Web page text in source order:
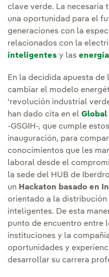
clave verde. La necesaria
una oportunidad para el
generaciones con la
relacionados con la
inteligentes y las
En la decidida apuesta
cambiar el modelo
‘revolución industrial
han dado cita en el Global
-GSGIH-, que cumple
inauguración, para
conocimientos que les
laboral desde el
la sede del HUB de
un Hackaton basado en
orientado a la distribución
inteligentes. De esta
punto de encuentro entre
instituciones y la
oportunidades y
desarrollar su carrera